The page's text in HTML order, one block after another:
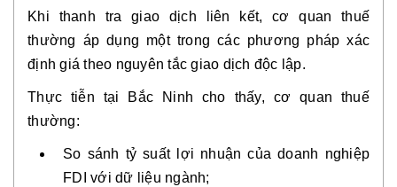
Khi thanh tra giao dịch liên kết, cơ quan thuế
thường áp dụng một trong các phương pháp xác
định giá theo nguyên tắc giao dịch độc lập.
Thực tiễn tại Bắc Ninh cho thấy, cơ quan thuế
thường:
So sánh tỷ suất lợi nhuận của doanh nghiệp
FDI với dữ liệu ngành;